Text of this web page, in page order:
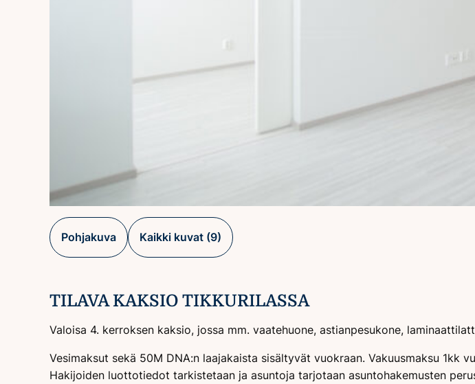
Pohjakuva Kaikki kuvat (9)
TILAVA KAKSIO TIKKURILASSA
Valoisa 4. kerroksen kaksio, jossa mm. vaatehuone, astianpesukone,
Vesimaksut sekä 50M DNA:n laajakaista sisältyvät vuokraan. Vakuusmaksu 1kk
Hakijoiden luottotiedot tarkistetaan ja asuntoja tarjotaan asuntohakemusten